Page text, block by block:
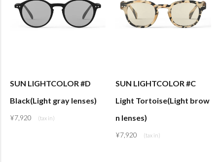
SUN LIGHTCOLOR #D
Black(Light gray lenses)
¥7,920
SUN LIGHTCOLOR #C
Light Tortoise(Light brow
n lenses)
¥7,920